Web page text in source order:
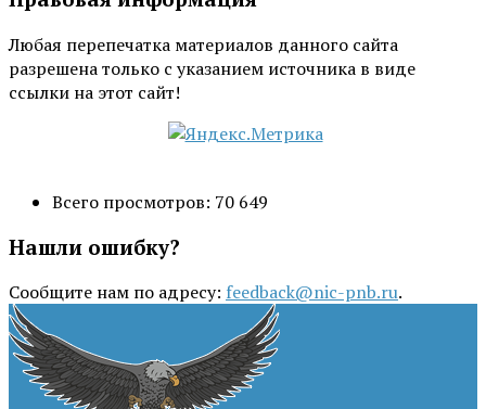
Любая перепечатка материалов данного сайта
разрешена только с указанием источника в виде
ссылки на этот сайт!
Всего просмотров: 70 649
Нашли ошибку?
Сообщите нам по адресу: feedback@nic-pnb.ru.